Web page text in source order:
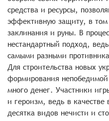
средства и ресурсы,
эффективную защиту, в том
заклинания и руны. В
нестандартный подход,
самыми разными
Для строительства новых
формирования
много денег. Участники
и героизм, ведь в качестве
десятка видов нечисти и